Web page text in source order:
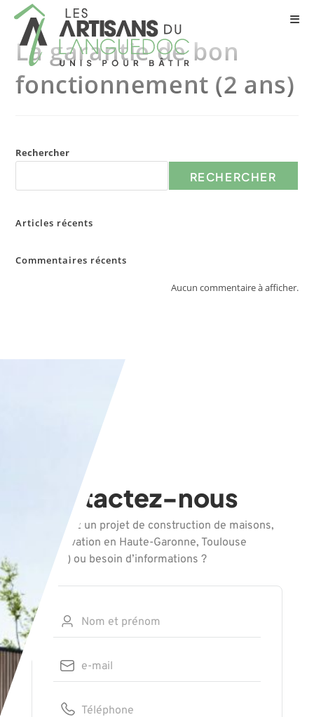
La garantie de bon
fonctionnement (2 ans)
Rechercher
RECHERCHER
Articles récents
Commentaires récents
Aucun commentaire à afficher.
Contactez-nous
Vous avez un projet de construction de maisons,
de rénovation en Haute-Garonne, Toulouse
(31000) ou besoin d’informations ?